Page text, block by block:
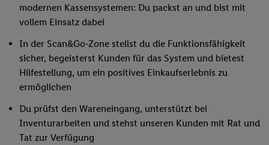
modernen Kassensystemen: Du packst an und bist mit
vollem Einsatz dabei
In der Scan&Go-Zone stellst du die Funktionsfähigkeit
sicher, begeisterst Kunden für das System und bietest
Hilfestellung, um ein positives Einkaufserlebnis zu
ermöglichen
Du prüfst den Wareneingang, unterstützt bei
Inventurarbeiten und stehst unseren Kunden mit Rat und
Tat zur Verfügung